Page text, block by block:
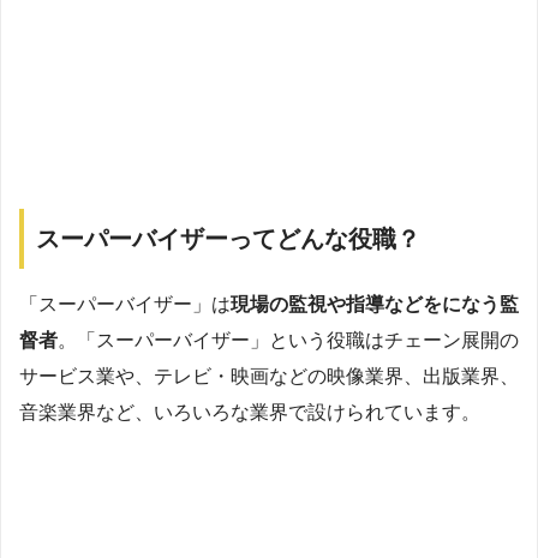
スーパーバイザーってどんな役職？
「スーパーバイザー」は現場の監視や指導などをになう監
督者。「スーパーバイザー」という役職はチェーン展開の
サービス業や、テレビ・映画などの映像業界、出版業界、
音楽業界など、いろいろな業界で設けられています。